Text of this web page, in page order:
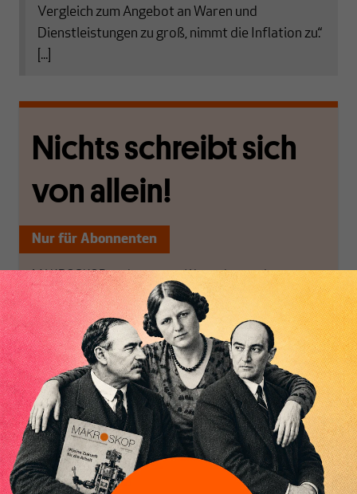
Inhaltsverzeichnis
Vergleich zum Angebot an Waren und
Dienstleistungen zu groß, nimmt die Inflation zu.“
[...]
Nichts schreibt sich
von allein!
Nur für Abonnenten
MAKROSKOP analysiert
wirtschaftspolitische
Themen aus einer
postkeynesianischen
Perspektive und ist damit
in Deutschland einzigartig.
MAKROSKOP steht für
das große Ganze. Wir
haben einen Blick auf
Geld, Wirtschaft und
Politik, den Sie so
woanders nicht finden.
Wir verlassen die
journalistische Filterblase,
in der sich viele
eingerichtet haben. Wir
öffnen Fenster und
bringen frische Luft in die
engen und verstaubten
Debattenräume.
Brauchen Sie auch frische
Luft? Dann folgen Sie
einfach dem Button.